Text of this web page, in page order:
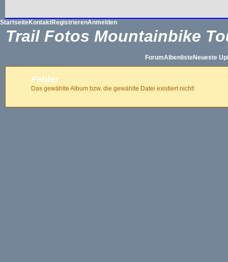
StartseiteKontaktRegistrierenAnmelden
Trail Fotos Mountainbike
ForumAlbenlisteNeueste
Fehler
Das gewählte Album bzw. die gewählte Datei existiert nicht!